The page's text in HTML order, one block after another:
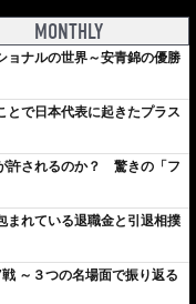
MONTHLY
ョナルの世界～安青錦の優勝
とで日本代表に起きたプラス
許されるのか？ 驚きの「フ
まれている退職金と引退相撲
～３つの名場面で振り返る